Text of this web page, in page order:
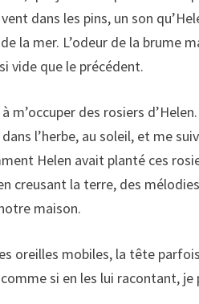
dans les pins, un son
la mer. L’odeur de la brume
vide que le précédent.
m’occuper des rosiers
dans l’herbe, au soleil, et me
Helen avait planté ces
creusant la terre, des
maison.
oreilles mobiles, la tête
si en les lui racontant,